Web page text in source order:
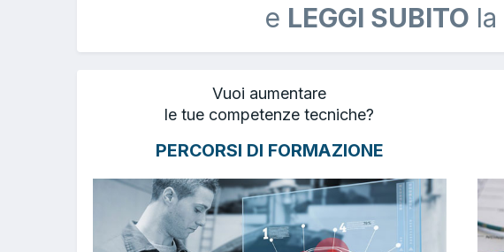
e LEGGI SUBITO la
Vuoi aumentare
le tue competenze tecniche?
PERCORSI DI FORMAZIONE